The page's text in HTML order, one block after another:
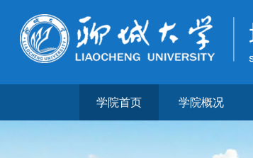
学院首页 学院概况